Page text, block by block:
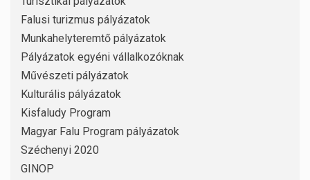
Falusi turizmus pályázatok
Munkahelyteremtő pályázatok
Pályázatok egyéni vállalkozóknak
Művészeti pályázatok
Kulturális pályázatok
Kisfaludy Program
Magyar Falu Program pályázatok
Széchenyi 2020
GINOP